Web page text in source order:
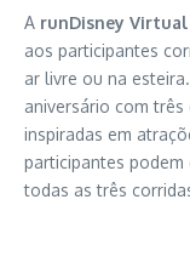
A runDisney Virtual
aos participantes
ar livre ou na
aniversário com
inspiradas em
participantes
todas as três